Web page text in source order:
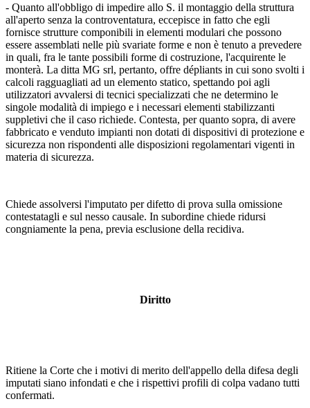
- Quanto all'obbligo di impedire allo S. il montaggio della struttura
all'aperto senza la controventatura, eccepisce in fatto che egli
fornisce strutture componibili in elementi modulari che possono
essere assemblati nelle più svariate forme e non è tenuto a prevedere
in quali, fra le tante possibili forme di costruzione, l'acquirente le
monterà. La ditta MG srl, pertanto, offre dépliants in cui sono svolti i
calcoli ragguagliati ad un elemento statico, spettando poi agli
utilizzatori avvalersi di tecnici specializzati che ne determino le
singole modalità di impiego e i necessari elementi stabilizzanti
suppletivi che il caso richiede. Contesta, per quanto sopra, di avere
fabbricato e venduto impianti non dotati di dispositivi di protezione e
sicurezza non rispondenti alle disposizioni regolamentari vigenti in
materia di sicurezza.
Chiede assolversi l'imputato per difetto di prova sulla omissione
contestatagli e sul nesso causale. In subordine chiede ridursi
congniamente la pena, previa esclusione della recidiva.
Diritto
Ritiene la Corte che i motivi di merito dell'appello della difesa degli
imputati siano infondati e che i rispettivi profili di colpa vadano tutti
confermati.